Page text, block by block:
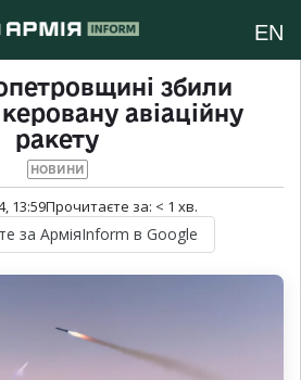
EN
збили
авіаційну
ракету
НОВИНИ
13:59Прочитаєте за: < 1 хв.
за АрміяInform в Google